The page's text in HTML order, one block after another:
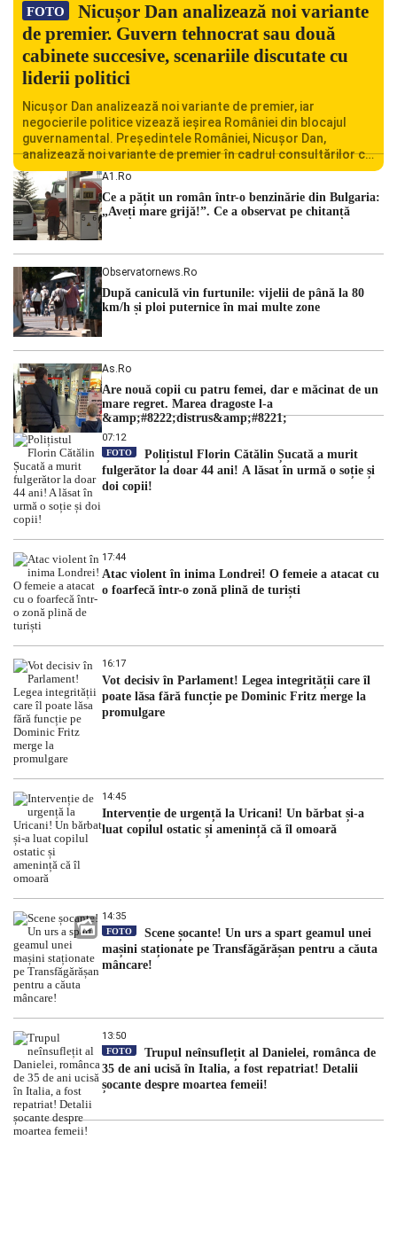
FOTO
Nicușor Dan analizează noi variante
de premier. Guvern tehnocrat sau două
cabinete succesive, scenariile discutate cu
liderii politici
Nicușor Dan analizează noi variante de premier, iar
negocierile politice vizează ieșirea României din blocajul
guvernamental. Președintele României, Nicușor Dan,
analizează noi variante de premier în cadrul consultărilor cu
liderii politici. Ciprian Ciucu vorbește despre scenariul unui
guvern tehnocrat și despre posibilitatea a două cabinete
succesive. Nicușor Dan analizează noi variante de premier
România traversează […]
A1.ro
Ce a pățit un român într-o benzinărie din Bulgaria:
„Aveți mare grijă!”. Ce a observat pe chitanță
Observatornews.ro
După caniculă vin furtunile: vijelii de până la 80
km/h și ploi puternice în mai multe zone
As.ro
Are nouă copii cu patru femei, dar e măcinat de un
mare regret. Marea dragoste l-a
&amp;#8222;distrus&amp;#8221;
07:12
FOTO
Polițistul Florin Cătălin Șucată a murit
fulgerător la doar 44 ani! A lăsat în urmă o soție și
doi copii!
17:44
Atac violent în inima Londrei! O femeie a atacat cu
o foarfecă într-o zonă plină de turiști
16:17
Vot decisiv în Parlament! Legea integrității care îl
poate lăsa fără funcție pe Dominic Fritz merge la
promulgare
14:45
Intervenție de urgență la Uricani! Un bărbat și-a
luat copilul ostatic și amenință că îl omoară
14:35
FOTO
Scene șocante! Un urs a spart geamul unei
mașini staționate pe Transfăgărășan pentru a căuta
mâncare!
13:50
FOTO
Trupul neînsuflețit al Danielei, românca de
35 de ani ucisă în Italia, a fost repatriat! Detalii
șocante despre moartea femeii!